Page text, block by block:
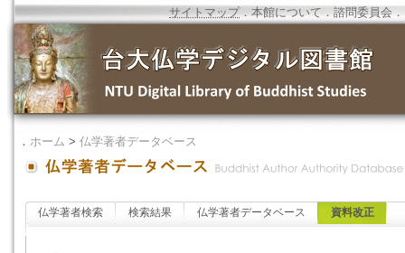
サイトマップ．本館について ．諮問委員会 ．
． ホーム > 仏学著者データベース
仏学著者検索 検索結果 仏学著者データベース 資料改正